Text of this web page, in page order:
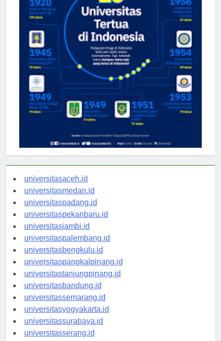
universitasaceh.id
universitasmedan.id
universitaspadang.id
universitaspekanbaru.id
universitasjambi.id
universitaspalembang.id
universitasbengkulu.id
universitaspangkalpinang.id
universitastanjungpinang.id
universitasbandung.id
universitassemarang.id
universitasyogyakarta.id
universitassurabaya.id